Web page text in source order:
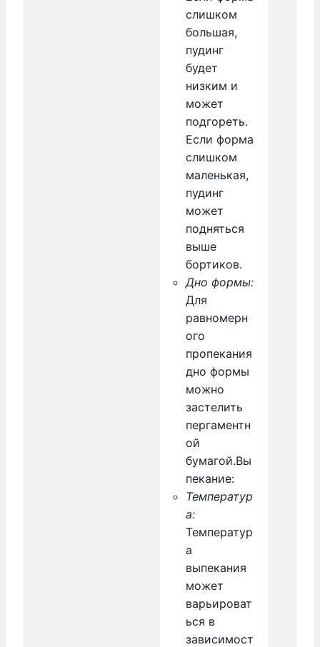
слишком
большая,
пудинг
будет
низким и
может
подгореть.
Если форма
слишком
маленькая,
пудинг
может
подняться
выше
бортиков.
Дно формы:
Для
равномерн
ого
пропекания
дно формы
можно
застелить
пергаментн
ой
бумагой.Вы
пекание:
Температур
а:
Температур
а
выпекания
может
варьироват
ься в
зависимост